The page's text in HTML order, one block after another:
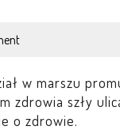
w marszu
zdrowia szły
o zdrowie.